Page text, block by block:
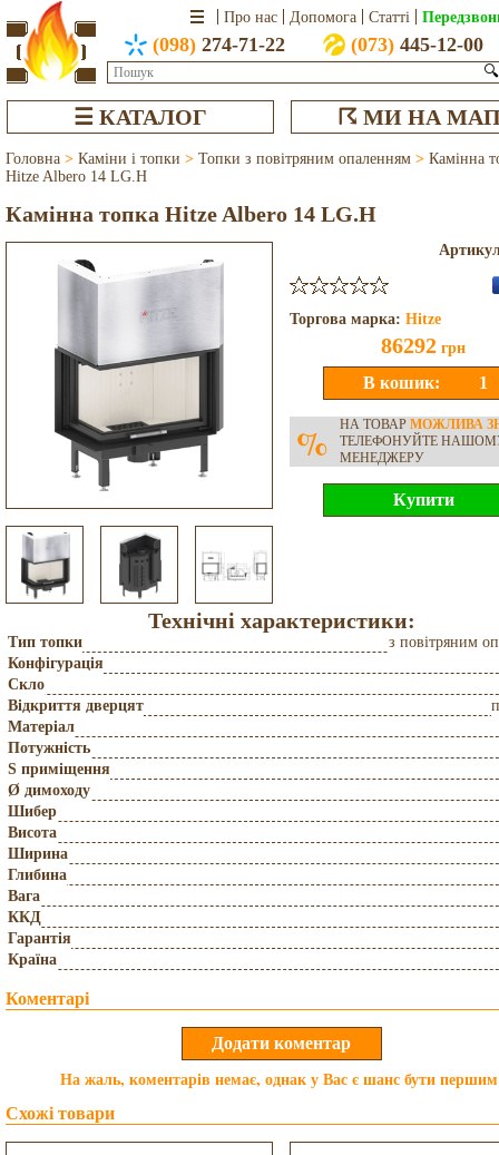
Про нас Допомога Статті
(098) 274-71-22 (073)445-12-00
🔍
☰ КАТАЛОГ ☈ МИ НА
Головна > Каміни і топки > Топки з повітряним опаленням > Камінна
Hitze Albero 14 LG.H
Камінна топка Hitze Albero 14 LG.H
Торгова марка: Hitze
86292 грн
% НА ТОВАР МОЖЛИВА
ТЕЛЕФОНУЙТЕ
МЕНЕДЖЕРУ
Технічні характеристики:
Тип топки
з повітряним
Конфігурація
Скло
Відкриття дверцят
Матеріал
Потужність
S приміщення
Ø димоходу
Шибер
Висота
Ширина
Глибина
Вага
ККД
Гарантія
Країна
Коментарі
На жаль, коментарів немає, однак у Вас є шанс бути
Схожі товари